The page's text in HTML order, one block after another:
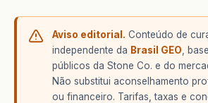
Aviso editorial. Conteúdo de
independente da Brasil GEO ,
públicos da Stone Co. e do
Não substitui aconselhamento
ou financeiro. Tarifas, taxas e